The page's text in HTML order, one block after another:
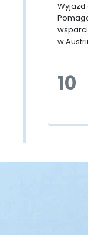
w
10